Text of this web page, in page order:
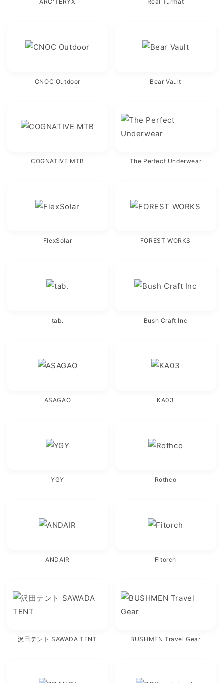
ARC'TERYX Real Turmat
CNOC Outdoor Bear Vault
COGNATIVE MTB The Perfect Underwear
FlexSolar FOREST WORKS
tab. Bush Craft Inc
ASAGAO KA03
YGY Rothco
ANDAIR Fitorch
沢田テント SAWADA TENT BUSHMEN Travel Gear